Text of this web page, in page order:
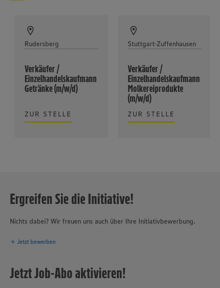
Rudersberg
Verkäufer /
Einzelhandelskaufmann
Getränke (m/w/d)
ZUR STELLE
Stuttgart-Zuffenhausen
Verkäufer /
Einzelhandelskaufmann
Molkereiprodukte
(m/w/d)
ZUR STELLE
Ergreifen Sie die Initiative!
Nichts dabei? Wir freuen uns auch über Ihre Initiativbewerbung.
Jetzt bewerben
Jetzt Job-Abo aktivieren!